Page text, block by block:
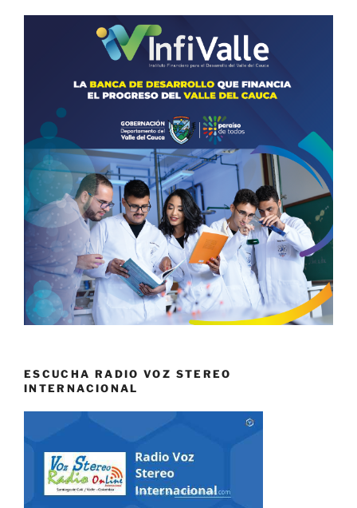
ESCUCHA RADIO VOZ STEREO
INTERNACIONAL